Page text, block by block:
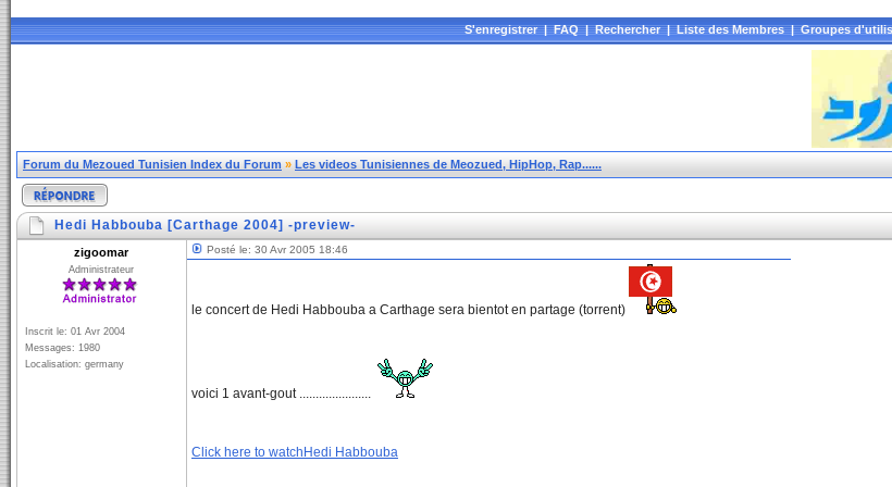
S'enregistrer|FAQ|Rechercher|Liste des Membres|Groupes
Forum du Mezoued Tunisien Index du Forum » Les videos Tunisiennes de Meozued, HipHop, Rap......
Hedi Habbouba [Carthage 2004] -preview-
zigoomar
Administrateur
Inscrit le: 01 Avr 2004
Messages: 1980
Localisation: germany
Posté le: 30 Avr 2005 18:46
le concert de Hedi Habbouba a Carthage sera bientot en partage (torrent)
voici 1 avant-gout ......................
Click here to watchHedi Habbouba